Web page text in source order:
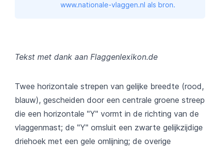
www.nationale-vlaggen.nl als bron.
Tekst met dank aan Flaggenlexikon.de
Twee horizontale strepen van gelijke breedte (rood,
blauw), gescheiden door een centrale groene streep
die een horizontale "Y" vormt in de richting van de
vlaggenmast; de "Y" omsluit een zwarte gelijkzijdige
driehoek met een gele omlijning; de overige